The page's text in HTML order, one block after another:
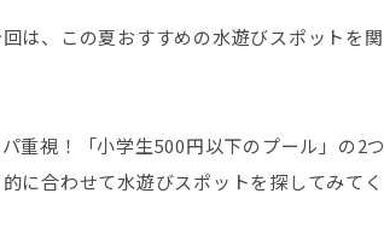
は、この夏おすすめの水遊びスポットを関
重視！「小学生500円以下のプール」の2つ
に合わせて水遊びスポットを探してみてく